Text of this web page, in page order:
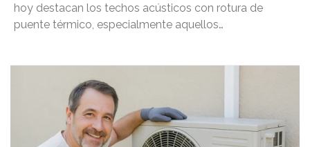
hoy destacan los techos acústicos con rotura de
puente térmico, especialmente aquellos…